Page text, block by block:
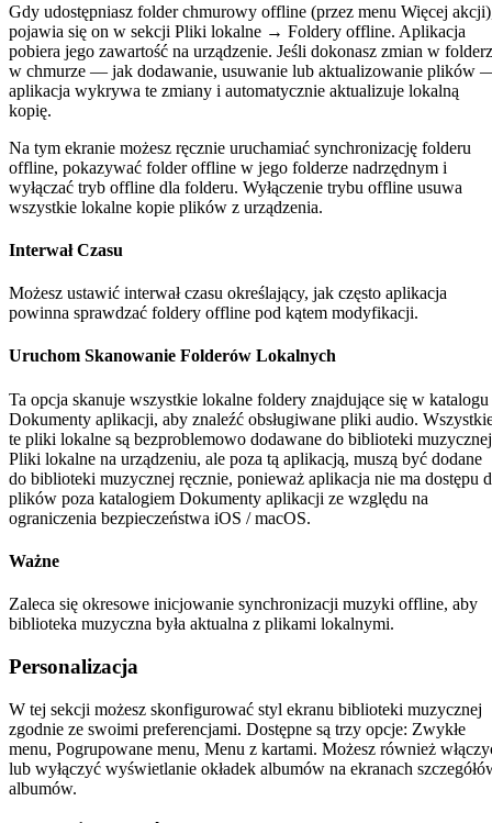
Gdy udostępniasz folder chmurowy offline (przez menu Więcej
pojawia się on w sekcji Pliki lokalne → Foldery offline. Aplikacja
pobiera jego zawartość na urządzenie. Jeśli dokonasz zmian w
w chmurze — jak dodawanie, usuwanie lub aktualizowanie plików
aplikacja wykrywa te zmiany i automatycznie aktualizuje lokalną
kopię.
Na tym ekranie możesz ręcznie uruchamiać synchronizację folderu
offline, pokazywać folder offline w jego folderze nadrzędnym i
wyłączać tryb offline dla folderu. Wyłączenie trybu offline usuwa
wszystkie lokalne kopie plików z urządzenia.
Interwał Czasu
Możesz ustawić interwał czasu określający, jak często aplikacja
powinna sprawdzać foldery offline pod kątem modyfikacji.
Uruchom Skanowanie Folderów Lokalnych
Ta opcja skanuje wszystkie lokalne foldery znajdujące się w katalogu
Dokumenty aplikacji, aby znaleźć obsługiwane pliki audio.
te pliki lokalne są bezproblemowo dodawane do biblioteki
Pliki lokalne na urządzeniu, ale poza tą aplikacją, muszą być dodane
do biblioteki muzycznej ręcznie, ponieważ aplikacja nie ma dostępu
plików poza katalogiem Dokumenty aplikacji ze względu na
ograniczenia bezpieczeństwa iOS / macOS.
Ważne
Zaleca się okresowe inicjowanie synchronizacji muzyki offline, aby
biblioteka muzyczna była aktualna z plikami lokalnymi.
Personalizacja
W tej sekcji możesz skonfigurować styl ekranu biblioteki muzycznej
zgodnie ze swoimi preferencjami. Dostępne są trzy opcje: Zwykłe
menu, Pogrupowane menu, Menu z kartami. Możesz również
lub wyłączyć wyświetlanie okładek albumów na ekranach
albumów.